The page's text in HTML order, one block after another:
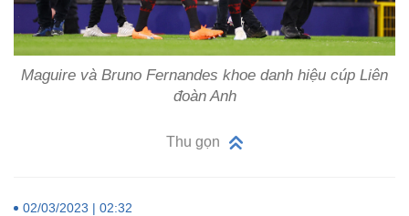
Maguire và Bruno Fernandes khoe danh hiệu cúp Liên
đoàn Anh
Thu gọn
02/03/2023 | 02:32